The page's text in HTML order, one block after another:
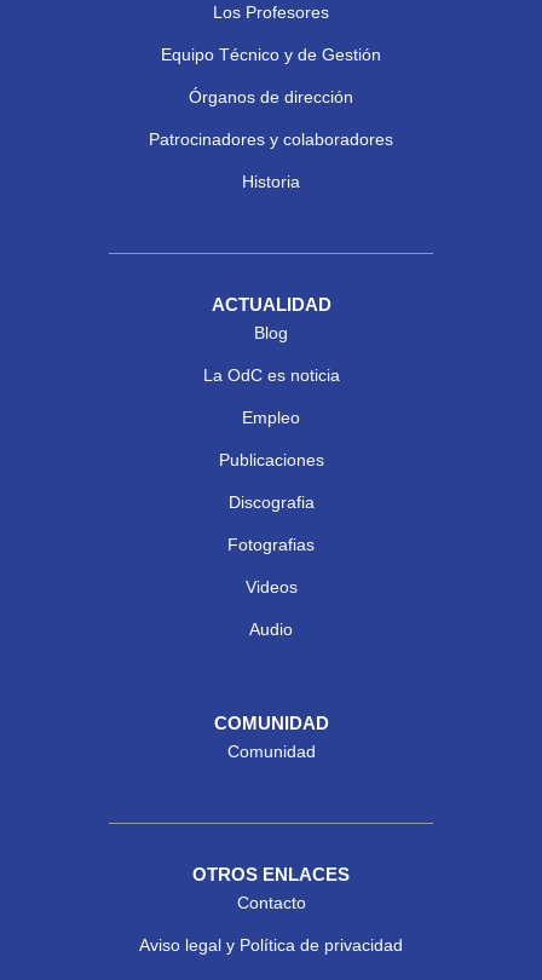
Los Profesores
Equipo Técnico y de Gestión
Órganos de dirección
Patrocinadores y colaboradores
Historia
ACTUALIDAD
Blog
La OdC es noticia
Empleo
Publicaciones
Discografia
Fotografias
Videos
Audio
COMUNIDAD
Comunidad
OTROS ENLACES
Contacto
Aviso legal y Política de privacidad